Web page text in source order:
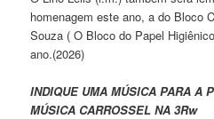
homenagem este ano, a do Bloco
Souza ( O Bloco do Papel
ano.(2026)
INDIQUE UMA MÚSICA PARA A
MÚSICA CARROSSEL NA 3Rw